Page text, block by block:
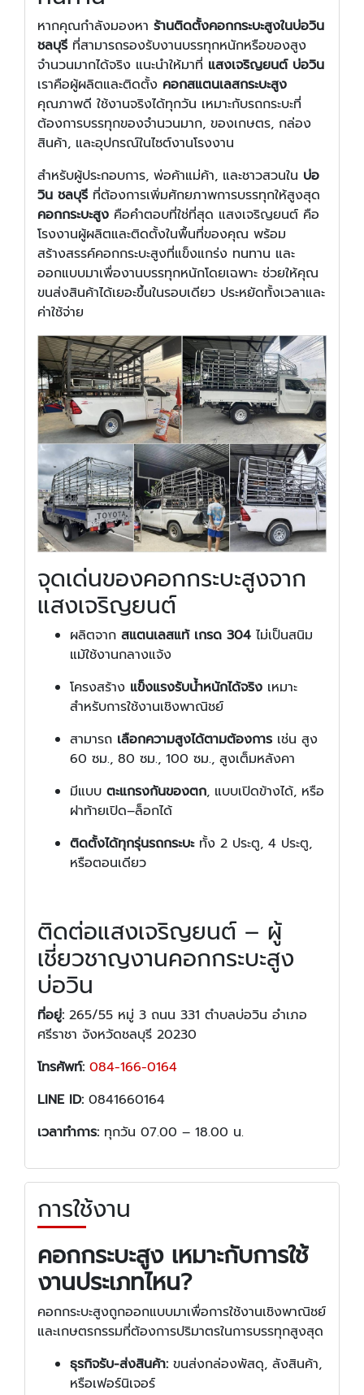
หากคุณกำลังมองหา ร้านติดตั้งคอกกระบะสูงในบ่อวิน
ชลบุรี ที่สามารถรองรับงานบรรทุกหนักหรือของสูง
จำนวนมากได้จริง แนะนำให้มาที่ แสงเจริญยนต์ บ่อวิน
เราคือผู้ผลิตและติดตั้ง คอกสแตนเลสกระบะสูง
คุณภาพดี ใช้งานจริงได้ทุกวัน เหมาะกับรถกระบะที่
ต้องการบรรทุกของจำนวนมาก, ของเกษตร, กล่อง
สินค้า, และอุปกรณ์ในไซต์งานโรงงาน
สำหรับผู้ประกอบการ, พ่อค้าแม่ค้า, และชาวสวนใน บ่อ
วิน ชลบุรี ที่ต้องการเพิ่มศักยภาพการบรรทุกให้สูงสุด
คอกกระบะสูง คือคำตอบที่ใช่ที่สุด แสงเจริญยนต์ คือ
โรงงานผู้ผลิตและติดตั้งในพื้นที่ของคุณ พร้อม
สร้างสรรค์คอกกระบะสูงที่แข็งแกร่ง ทนทาน และ
ออกแบบมาเพื่องานบรรทุกหนักโดยเฉพาะ ช่วยให้คุณ
ขนส่งสินค้าได้เยอะขึ้นในรอบเดียว ประหยัดทั้งเวลาและ
ค่าใช้จ่าย
จุดเด่นของคอกกระบะสูงจาก
แสงเจริญยนต์
ผลิตจาก สแตนเลสแท้ เกรด 304 ไม่เป็นสนิม
แม้ใช้งานกลางแจ้ง
โครงสร้าง แข็งแรงรับน้ำหนักได้จริง เหมาะ
สำหรับการใช้งานเชิงพาณิชย์
สามารถ เลือกความสูงได้ตามต้องการ เช่น สูง
60 ซม., 80 ซม., 100 ซม., สูงเต็มหลังคา
มีแบบ ตะแกรงกันของตก, แบบเปิดข้างได้, หรือ
ฝาท้ายเปิด–ล็อกได้
ติดตั้งได้ทุกรุ่นรถกระบะทั้ง 2 ประตู, 4 ประตู,
หรือตอนเดียว
ติดต่อแสงเจริญยนต์ – ผู้
เชี่ยวชาญงานคอกกระบะสูง
บ่อวิน
ที่อยู่: 265/55 หมู่ 3 ถนน 331 ตำบลบ่อวิน อำเภอ
ศรีราชา จังหวัดชลบุรี 20230
โทรศัพท์: 084-166-0164
LINE ID: 0841660164
เวลาทำการ: ทุกวัน 07.00 – 18.00 น.
การใช้งาน
คอกกระบะสูง เหมาะกับการใช้
งานประเภทไหน?
คอกกระบะสูงถูกออกแบบมาเพื่อการใช้งานเชิงพาณิชย์
และเกษตรกรรมที่ต้องการปริมาตรในการบรรทุกสูงสุด
ธุรกิจรับ-ส่งสินค้า: ขนส่งกล่องพัสดุ, ลังสินค้า,
หรือเฟอร์นิเจอร์